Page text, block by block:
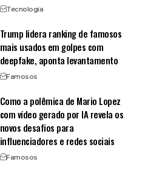
Tecnologia
Trump lidera ranking de famosos
mais usados em golpes com
deepfake, aponta levantamento
Famosos
Como a polêmica de Mario Lopez
com vídeo gerado por IA revela os
novos desafios para
influenciadores e redes sociais
Famosos